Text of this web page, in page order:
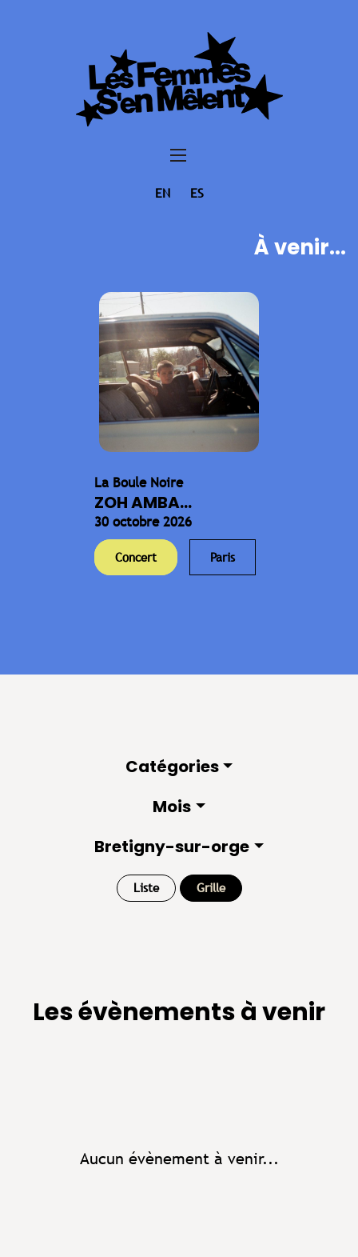
EN ES
À venir...
La Boule Noire
ZOH AMBA...
30 octobre 2026
Concert Paris
Catégories
Mois
Bretigny-sur-orge
Liste Grille
Les évènements à venir
Aucun évènement à venir...